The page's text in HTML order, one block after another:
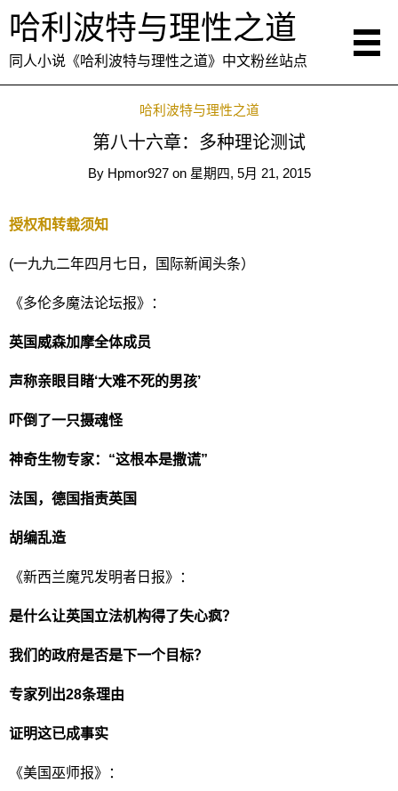
哈利波特与理性之道
同人小说《哈利波特与理性之道》中文粉丝站点
哈利波特与理性之道
第八十六章：多种理论测试
By Hpmor927 on 星期四, 5月 21, 2015
授权和转载须知
(一九九二年四月七日，国际新闻头条）
《多伦多魔法论坛报》：
英国威森加摩全体成员
声称亲眼目睹‘大难不死的男孩’
吓倒了一只摄魂怪
神奇生物专家：“这根本是撒谎”
法国，德国指责英国
胡编乱造
《新西兰魔咒发明者日报》：
是什么让英国立法机构得了失心疯？
我们的政府是否是下一个目标？
专家列出28条理由
证明这已成事实
《美国巫师报》：